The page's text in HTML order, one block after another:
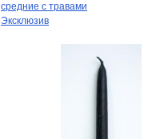
средние с травами
Эксклюзив